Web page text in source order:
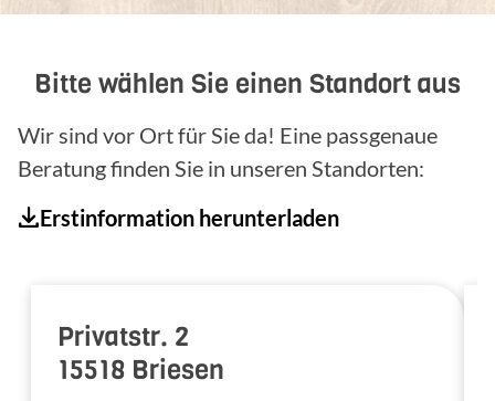
Bitte wählen Sie einen Standort aus
Wir sind vor Ort für Sie da! Eine passgenaue
Beratung finden Sie in unseren Standorten:
Erstinformation herunterladen
Privatstr. 2
15518 Briesen